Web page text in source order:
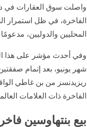
واصلت سوق العقارات في دبي
الفاخرة، في ظل استمرار
المحليين والدوليين، مدعومًا
شهر يونيو، بعد إتمام
ريزيدنسز من بن غاطي
الفاخرة ذات العلامات
بيع بنتهاوسين فاخرين